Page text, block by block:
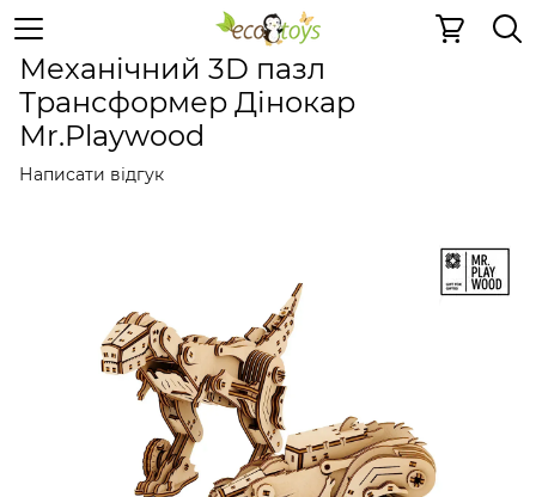
Дерев'яні конструктори Механічні 3D пазли
Механічний 3D пазл
Трансформер Дінокар
Mr.Playwood
Написати відгук